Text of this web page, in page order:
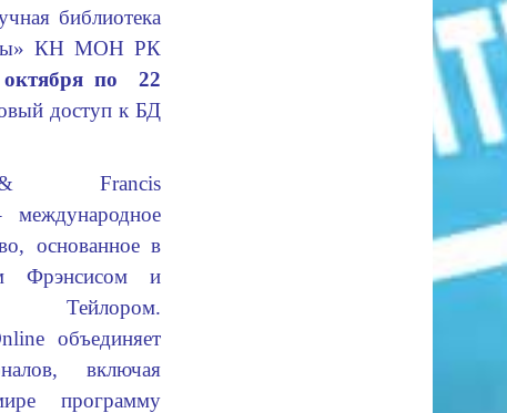
библиотека
КН МОН РК
по 22
доступ к БД
Francis
международное
основанное в
Фрэнсисом и
объединяет
включая
программу